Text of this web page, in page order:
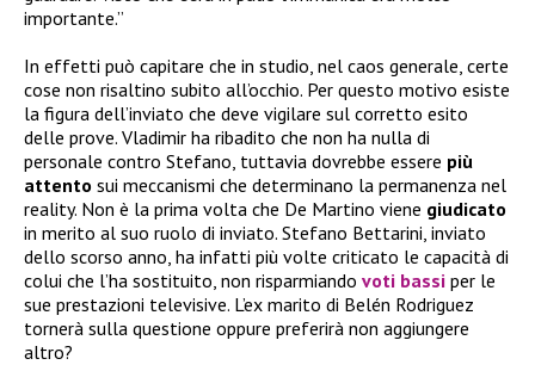
importante.”
In effetti può capitare che in studio, nel caos generale, certe
cose non risaltino subito all’occhio. Per questo motivo esiste
la figura dell’inviato che deve vigilare sul corretto esito
delle prove. Vladimir ha ribadito che non ha nulla di
personale contro Stefano, tuttavia dovrebbe essere più
attento sui meccanismi che determinano la permanenza nel
reality. Non è la prima volta che De Martino viene giudicato
in merito al suo ruolo di inviato. Stefano Bettarini, inviato
dello scorso anno, ha infatti più volte criticato le capacità di
colui che l’ha sostituito, non risparmiando voti bassi per le
sue prestazioni televisive. L’ex marito di Belén Rodriguez
tornerà sulla questione oppure preferirà non aggiungere
altro?